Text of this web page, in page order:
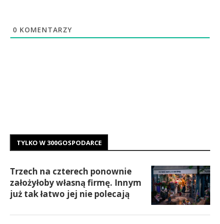
0 KOMENTARZY
TYLKO W 300GOSPODARCE
Trzech na czterech ponownie
założyłoby własną firmę. Innym
już tak łatwo jej nie polecają